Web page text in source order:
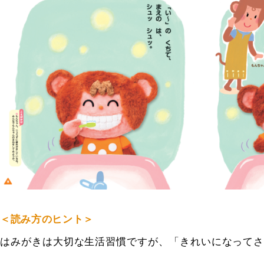
＜読み方のヒント＞
はみがきは大切な生活習慣ですが、「きれいになってさ